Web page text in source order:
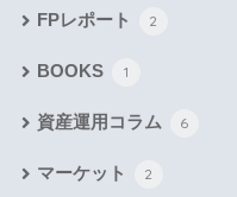
FPレポート 2
BOOKS 1
資産運用コラム 6
マーケット 2